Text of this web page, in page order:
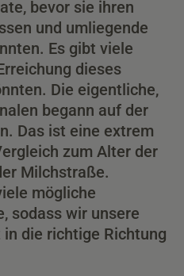
bevor sie ihren
und umliegende
Es gibt viele
dieses
Die eigentliche,
begann auf der
Das ist eine extrem
zum Alter der
Milchstraße.
mögliche
sodass wir unsere
die richtige Richtung